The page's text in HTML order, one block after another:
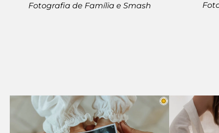
Fotografia de Família e Smash